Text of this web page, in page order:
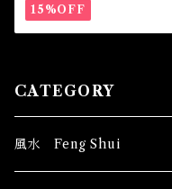
15%OFF
CATEGORY
風水 Feng Shui